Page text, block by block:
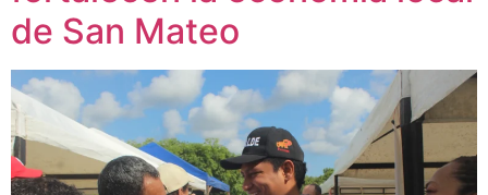
de San Mateo